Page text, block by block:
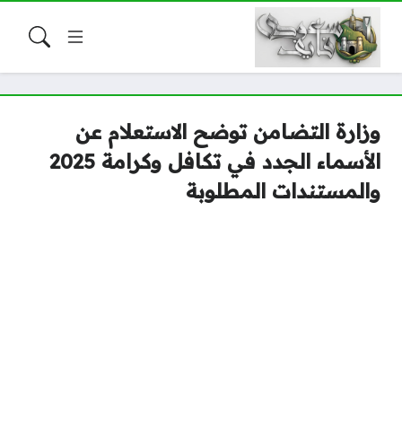
وزارة التضامن توضح الاستعلام عن
الأسماء الجدد في تكافل وكرامة 2025
والمستندات المطلوبة